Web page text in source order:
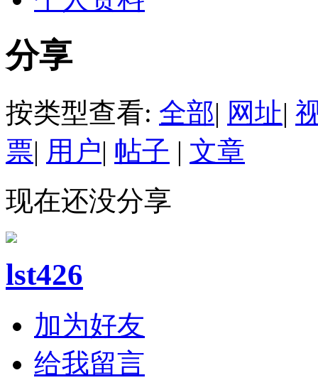
分享
按类型查看: 全部| 网址|
票| 用户| 帖子 | 文章
现在还没分享
lst426
加为好友
给我留言